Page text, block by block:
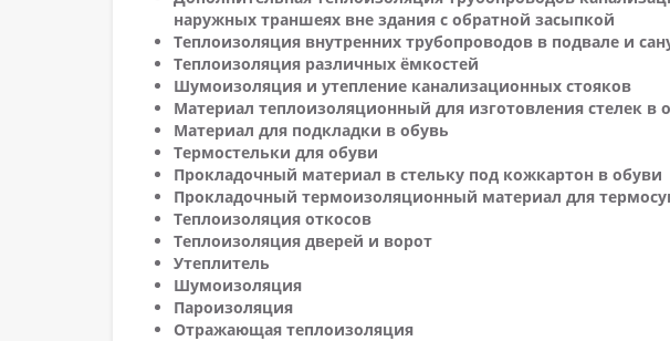
наружных траншеях вне здания с обратной засыпкой
Теплоизоляция внутренних трубопроводов в подвале и
Теплоизоляция различных ёмкостей
Шумоизоляция и утепление канализационных стояков
Материал теплоизоляционный для изготовления стелек в
Материал для подкладки в обувь
Термостельки для обуви
Прокладочный материал в стельку под кожкартон в обуви
Прокладочный термоизоляционный материал для
Теплоизоляция откосов
Теплоизоляция дверей и ворот
Утеплитель
Шумоизоляция
Пароизоляция
Отражающая теплоизоляция